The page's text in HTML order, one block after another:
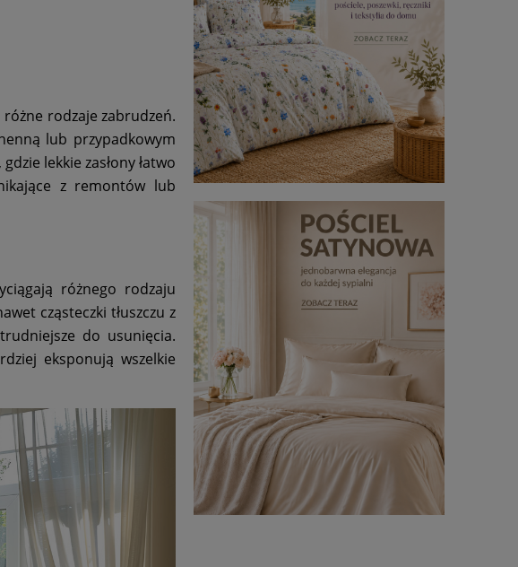
rodzaje zabrudzeń.
lub przypadkowym
lekkie zasłony łatwo
z remontów lub
różnego rodzaju
cząsteczki tłuszczu z
do usunięcia.
eksponują wszelkie